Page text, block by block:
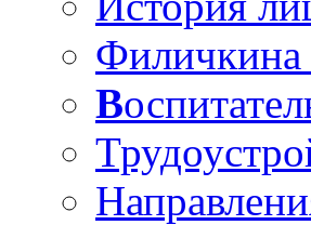
Филичкина
В